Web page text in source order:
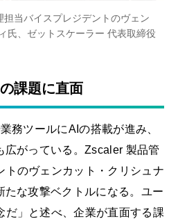
担当バイスプレジデントのヴェン
氏、ゼットスケーラー 代表取締役
課題に直面
務ツールにAIの搭載が進み、
広がっている。Zscaler 製品管
トのヴェンカット・クリシュナ
たな攻撃ベクトルになる。ユー
だ」と述べ、企業が直面する課